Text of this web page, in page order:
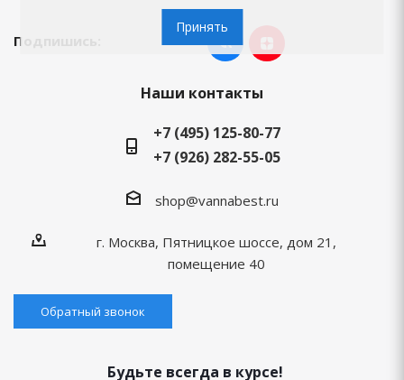
Подпишись:
Наши контакты
+7 (495) 125-80-77
+7 (926) 282-55-05
shop@vannabest.ru
г. Москва, Пятницкое шоссе, дом 21,
помещение 40
Обратный звонок
Будьте всегда в курсе!
Принять